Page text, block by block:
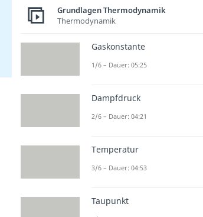
Grundlagen Thermodynamik
Thermodynamik
Gaskonstante
1/6 – Dauer: 05:25
Dampfdruck
2/6 – Dauer: 04:21
Temperatur
3/6 – Dauer: 04:53
Taupunkt